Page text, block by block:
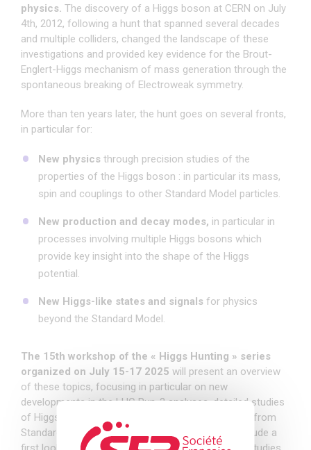
physics. The discovery of a Higgs boson at CERN on July
4th, 2012, following a hunt that spanned several decades
and multiple colliders, changed the landscape of these
investigations and provided key evidence for the Brout-
Englert-Higgs mechanism of mass generation through the
spontaneous breaking of Electroweak symmetry.
More than ten years later, the hunt goes on several fronts,
in particular for:
New physics through precision studies of the
properties of the Higgs boson : in particular its mass,
spin and couplings to other Standard Model particles.
New production and decay modes, in particular in
processes involving multiple Higgs bosons which
provide key insight into the shape of the Higgs
potential.
New Higgs-like states and signals for physics
beyond the Standard Model.
The 15th workshop of the « Higgs Hunting » series
organized on July 15-17 2025 will present an overview
of these topics, focusing in particular on new
developments in the LHC Run-2 analyses, detailed studies
of Higgs boson properties and possible deviations from
Standard Model predictions. Highlights will also include a